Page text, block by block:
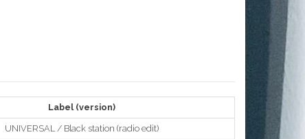
Label (version)
UNIVERSAL / Black station (radio edit)